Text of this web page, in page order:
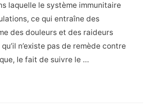
laquelle le système immunitaire
ce qui entraîne des
des douleurs et des raideurs
n’existe pas de remède contre
le fait de suivre le …